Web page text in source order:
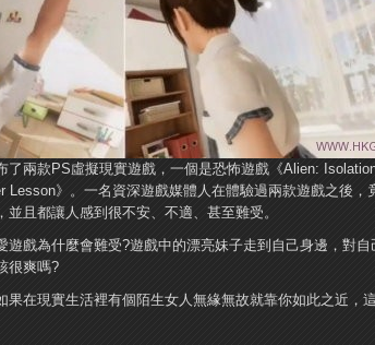
了兩款PS虛擬現實遊戲，一個是恐怖遊戲《Alien:
Lesson》。一名資深遊戲媒體人在體驗過兩款遊戲之後，
且都讓人感到很不安、不適、甚至難受。
遊戲為什麼會難受?遊戲中的漂亮妹子走到自己身邊，對自
很爽嗎?
果在現實生活裡有個陌生女人無緣無故就靠你如此之近，